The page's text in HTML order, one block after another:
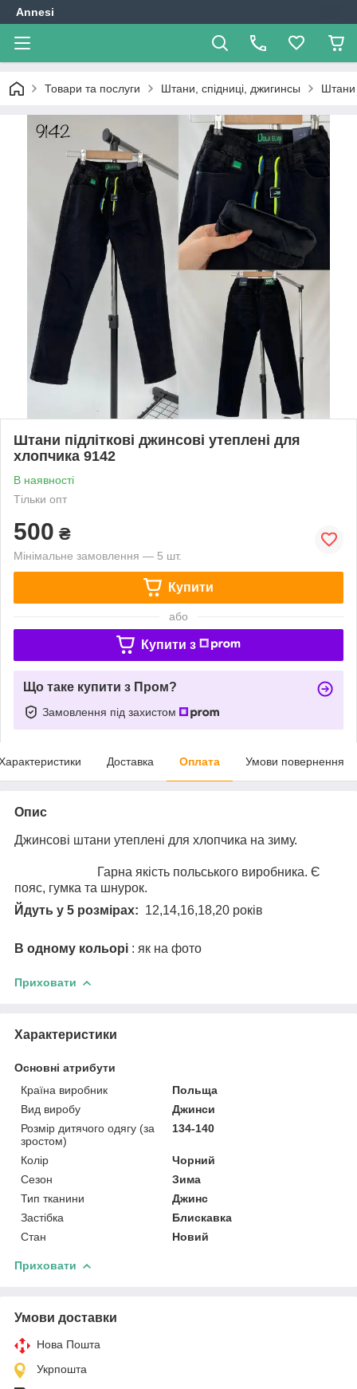
Annesi
Товари та послуги Штани, спідниці, джигинсы Штани
Штани підліткові джинсові утеплені для
хлопчика 9142
В наявності
Тільки опт
500 ₴
Мінімальне замовлення — 5 шт.
Купити
або
Купити з
Що таке купити з Пром?
Замовлення під захистом
Доставка Оплата Умови повернення
Опис
Джинсові штани утеплені для хлопчика на зиму.
Гарна якість польського виробника. Є
пояс, гумка та шнурок.
Йдуть у 5 розмірах: 12,14,16,18,20 років
В одному кольорі : як на фото
Приховати
Характеристики
Основні атрибути
Країна виробник
Польща
Вид виробу
Джинси
Розмір дитячого одягу (за
зростом)
134-140
Колір
Чорний
Сезон
Зима
Тип тканини
Джинс
Застібка
Блискавка
Стан
Новий
Приховати
Умови доставки
Нова Пошта
Укрпошта